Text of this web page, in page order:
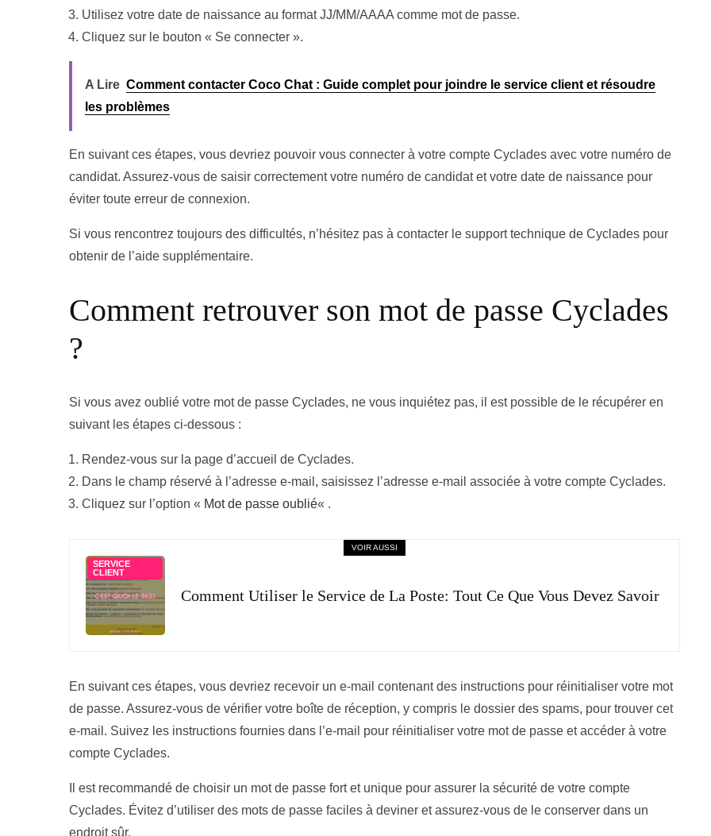
Utilisez votre date de naissance au format JJ/MM/AAAA comme mot de passe.
Cliquez sur le bouton « Se connecter ».
A Lire Comment contacter Coco Chat : Guide complet pour joindre le service client et résoudre
les problèmes
En suivant ces étapes, vous devriez pouvoir vous connecter à votre compte Cyclades avec votre numéro de
candidat. Assurez-vous de saisir correctement votre numéro de candidat et votre date de naissance pour
éviter toute erreur de connexion.
Si vous rencontrez toujours des difficultés, n’hésitez pas à contacter le support technique de Cyclades pour
obtenir de l’aide supplémentaire.
Comment retrouver son mot de passe Cyclades
?
Si vous avez oublié votre mot de passe Cyclades, ne vous inquiétez pas, il est possible de le récupérer en
suivant les étapes ci-dessous :
Rendez-vous sur la page d’accueil de Cyclades.
Dans le champ réservé à l’adresse e-mail, saisissez l’adresse e-mail associée à votre compte Cyclades.
Cliquez sur l’option « Mot de passe oublié« .
VOIR AUSSI
SERVICE
CLIENT
Comment Utiliser le Service de La Poste: Tout Ce Que Vous Devez Savoir
En suivant ces étapes, vous devriez recevoir un e-mail contenant des instructions pour réinitialiser votre mot
de passe. Assurez-vous de vérifier votre boîte de réception, y compris le dossier des spams, pour trouver cet
e-mail. Suivez les instructions fournies dans l’e-mail pour réinitialiser votre mot de passe et accéder à votre
compte Cyclades.
Il est recommandé de choisir un mot de passe fort et unique pour assurer la sécurité de votre compte
Cyclades. Évitez d’utiliser des mots de passe faciles à deviner et assurez-vous de le conserver dans un
endroit sûr.